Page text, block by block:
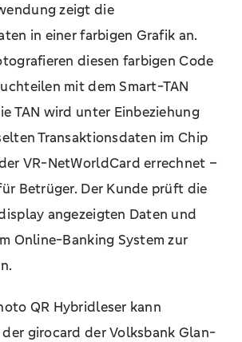
zeigt die
in einer farbigen Grafik an.
diesen farbigen Code
mit dem Smart-TAN
TAN wird unter Einbeziehung
Transaktionsdaten im Chip
VR-NetWorldCard errechnet –
Betrüger. Der Kunde prüft die
angezeigten Daten und
Online-Banking System zur
QR Hybridleser kann
der girocard der Volksbank Glan-